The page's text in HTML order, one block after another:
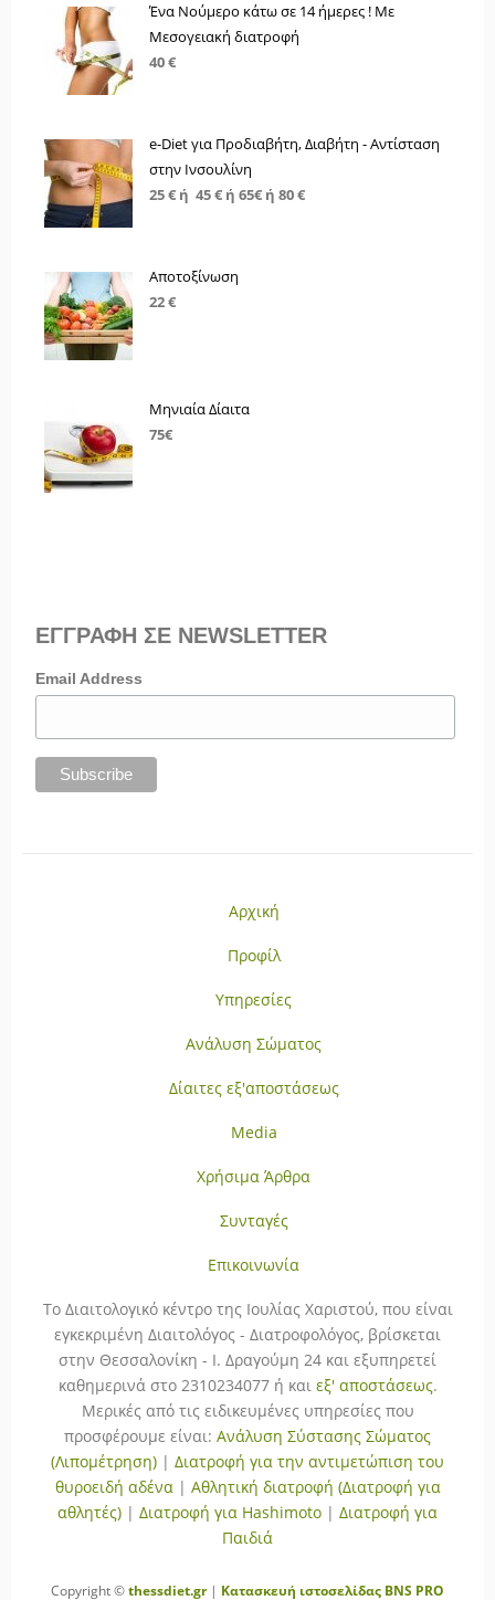
Ένα Νούμερο κάτω σε 14 ήμερες ! Με
Μεσογειακή διατροφή
40 €
e-Diet για Προδιαβήτη, Διαβήτη - Αντίσταση
στην Ινσουλίνη
25 € ή 45 € ή 65€ ή 80 €
Αποτοξίνωση
22 €
Μηνιαία Δίαιτα
75€
ΕΓΓΡΑΦΗ ΣΕ NEWSLETTER
Email Address
Αρχική
Προφίλ
Υπηρεσίες
Ανάλυση Σώματος
Δίαιτες εξ'αποστάσεως
Media
Χρήσιμα Άρθρα
Συνταγές
Επικοινωνία
To Διαιτολογικό κέντρο της Ιουλίας Χαριστού, που είναι
εγκεκριμένη Διαιτολόγος - Διατροφολόγος, βρίσκεται
στην Θεσσαλονίκη - Ι. Δραγούμη 24 και εξυπηρετεί
καθημερινά στο 2310234077 ή και εξ' αποστάσεως.
Μερικές από τις ειδικευμένες υπηρεσίες που
προσφέρουμε είναι: Ανάλυση Σύστασης Σώματος
(Λιπομέτρηση) | Διατροφή για την αντιμετώπιση του
θυροειδή αδένα| Αθλητική διατροφή (Διατροφή για
αθλητές) | Διατροφή για Hashimoto | Διατροφή για
Παιδιά
Copyright ©thessdiet.gr| Κατασκευή ιστοσελίδας BNS PRO